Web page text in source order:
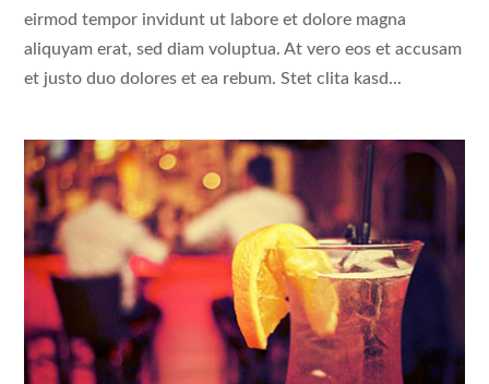
eirmod tempor invidunt ut labore et dolore magna
aliquyam erat, sed diam voluptua. At vero eos et accusam
et justo duo dolores et ea rebum. Stet clita kasd...